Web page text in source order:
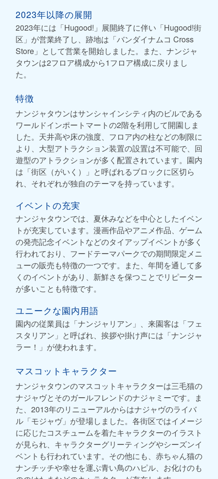
2023年以降の展開
2023年には「Hugood!」展開終了に伴い「Hugood!街
区」が営業終了し、跡地は「バンダイナムコ Cross
Store」として営業を開始しました。また、ナンジャ
タウンは2フロア構成から1フロア構成に戻りまし
た。
特徴
ナンジャタウンはサンシャインシティ内のビルである
ワールドインポートマートの2階を利用して開園しま
した。天井高や床の強度、フロア内の柱などの制限に
より、大型アトラクション装置の設置は不可能で、回
遊型のアトラクションが多く配置されています。園内
は「街区（がいく）」と呼ばれるブロックに区切ら
れ、それぞれが独自のテーマを持っています。
イベントの充実
ナンジャタウンでは、夏休みなどを中心としたイベン
トが充実しています。漫画作品やアニメ作品、ゲーム
の発売記念イベントなどのタイアップイベントが多く
行われており、フードテーマパークでの期間限定メニ
ューの販売も特徴の一つです。また、年間を通して多
くのイベントがあり、新鮮さを保つことでリピーター
が多いことも特徴です。
ユニークな園内用語
園内の従業員は「ナンジャリアン」、来園客は「フェ
スタリアン」と呼ばれ、挨拶や掛け声には「ナンジャ
ラー！」が使われます。
マスコットキャラクター
ナンジャタウンのマスコットキャラクターは三毛猫の
ナジャヴとそのガールフレンドのナジャミーです。ま
た、2013年のリニューアルからはナジャヴのライバ
ル「モジャヴ」が登場しました。各街区ではイメージ
に応じたコスチュームを着たキャラクターのイラスト
が見られ、キャラクターグリーティングやシーズンイ
ベントも行われています。その他にも、赤ちゃん猫の
ナンチッチや幸せを運ぶ青い鳥のハピル、お化けのも